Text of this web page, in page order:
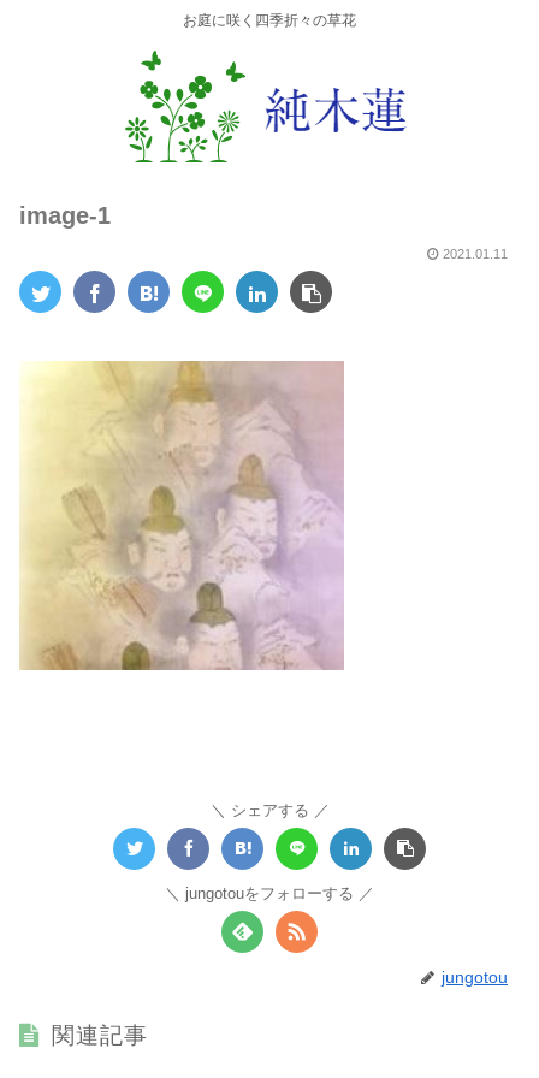
お庭に咲く四季折々の草花
image-1
2021.01.11
シェアする
jungotouをフォローする
jungotou
関連記事